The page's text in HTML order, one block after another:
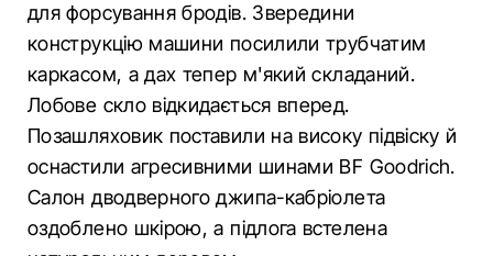
для форсування бродів. Звередини
конструкцію машини посилили трубчатим
каркасом, а дах тепер м'який складаний.
Лобове скло відкидається вперед.
Позашляховик поставили на високу підвіску й
оснастили агресивними шинами BF Goodrich.
Салон дводверного джипа-кабріолета
оздоблено шкірою, а підлога встелена